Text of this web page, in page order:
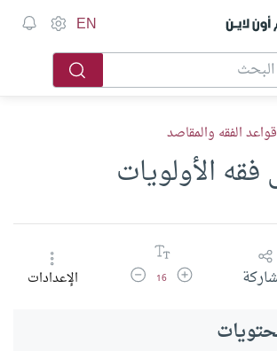
أون لاين EN
الفقه والمقاصد
الأولويات
زيادة حجم الخط
16 تقليل حجم الخطالإعدادات